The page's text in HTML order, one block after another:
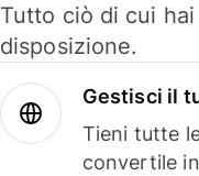
Tutto ciò di cui
disposizione.
Gestisci il
Tieni tutte
convertile